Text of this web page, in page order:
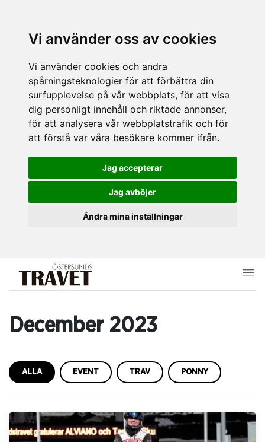
Vi använder oss av cookies
Vi använder cookies och andra
spårningsteknologier för att förbättra din
surfupplevelse på vår webbplats, för att visa
dig personligt innehåll och riktade annonser,
för att analysera vår webbplatstrafik och för
att förstå var våra besökare kommer ifrån.
Jag accepterar
Jag avböjer
Ändra mina inställningar
December 2023
ALLA EVENT TRAV PONNY